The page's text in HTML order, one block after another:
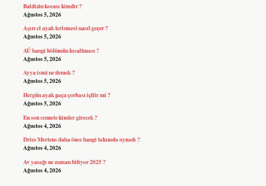
Baldizin kocası kimdir ?
Ağustos 5, 2026
Aşırı el ayak terlemesi nasıl geçer ?
Ağustos 5, 2026
AÜ hangi bölümün kısaltması ?
Ağustos 5, 2026
Ayya ismi ne demek ?
Ağustos 5, 2026
Hergün ayak paça çorbası içilir mi ?
Ağustos 5, 2026
En son cennete kimler girecek ?
Ağustos 4, 2026
Dries Mertens daha önce hangi takımda oynadı ?
Ağustos 4, 2026
Av yasağı ne zaman bitiyor 2025 ?
Ağustos 4, 2026